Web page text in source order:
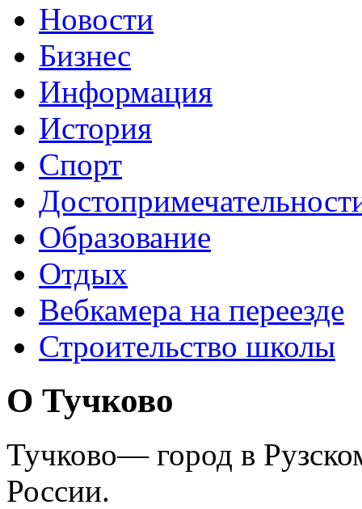
Новости
Бизнес
Информация
История
Спорт
Образование
Отдых
Вебкамера на переезде
Строительство школы
О Тучково
Тучково— город в
России.